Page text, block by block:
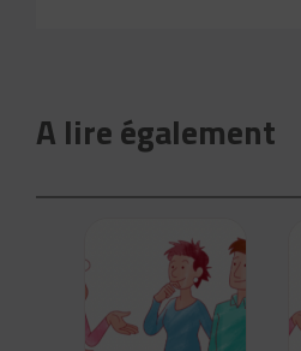
A lire également